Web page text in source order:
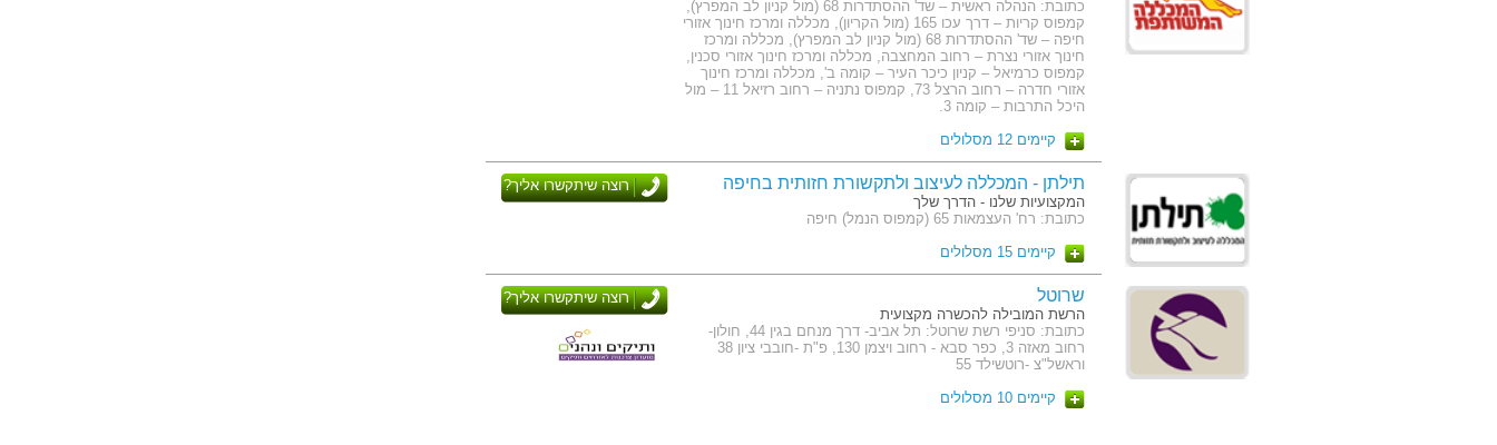
כתובת: הנהלה ראשית – שד' ההסתדרות 68 (מול קניון לב המפרץ),
קמפוס קריות – דרך עכו 165 (מול הקריון), מכללה ומרכז חינוך אזורי
חיפה – שד' ההסתדרות 68 (מול קניון לב המפרץ), מכללה ומרכז
חינוך אזורי נצרת – רחוב המחצבה, מכללה ומרכז חינוך אזורי סכנין,
קמפוס כרמיאל – קניון כיכר העיר – קומה ב', מכללה ומרכז חינוך
אזורי חדרה – רחוב הרצל 73, קמפוס נתניה – רחוב רזיאל 11 – מול
היכל התרבות – קומה 3.
קיימים 12 מסלולים
תילתן - המכללה לעיצוב ולתקשורת חזותית בחיפה
המקצועיות שלנו - הדרך שלך
כתובת: רח' העצמאות 65 (קמפוס הנמל) חיפה
רוצה שיתקשרו אליך?
קיימים 15 מסלולים
שרוטל
הרשת המובילה להכשרה מקצועית
כתובת: סניפי רשת שרוטל: תל אביב- דרך מנחם בגין 44, חולון-
רחוב מאזה 3, כפר סבא - רחוב ויצמן 130, פ"ת -חובבי ציון 38
וראשל"צ -רוטשילד 55
רוצה שיתקשרו אליך?
קיימים 10 מסלולים